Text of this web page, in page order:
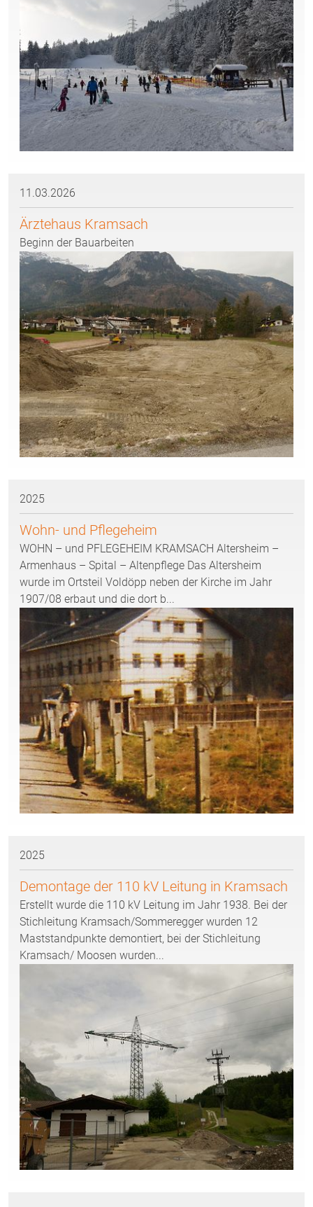
11.03.2026
Ärztehaus Kramsach
Beginn der Bauarbeiten
2025
Wohn- und Pflegeheim
WOHN – und PFLEGEHEIM KRAMSACH Altersheim –
Armenhaus – Spital – Altenpflege Das Altersheim
wurde im Ortsteil Voldöpp neben der Kirche im Jahr
1907/08 erbaut und die dort b...
2025
Demontage der 110 kV Leitung in Kramsach
Erstellt wurde die 110 kV Leitung im Jahr 1938. Bei der
Stichleitung Kramsach/Sommeregger wurden 12
Maststandpunkte demontiert, bei der Stichleitung
Kramsach/ Moosen wurden...